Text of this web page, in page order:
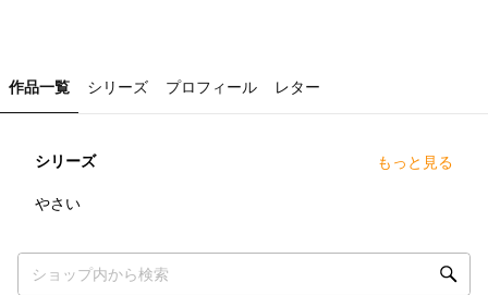
作品一覧 シリーズ プロフィール レター
シリーズ もっと見る
やさい